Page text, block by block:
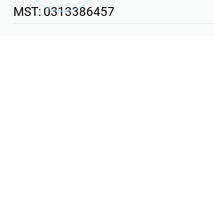
MST:0313386457